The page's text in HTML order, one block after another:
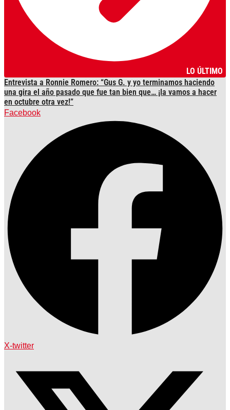
LO ÚLTIMO
Entrevista a Ronnie Romero: “Gus G. y yo terminamos haciendo
una gira el año pasado que fue tan bien que… ¡la vamos a hacer
en octubre otra vez!”
Facebook
X-twitter